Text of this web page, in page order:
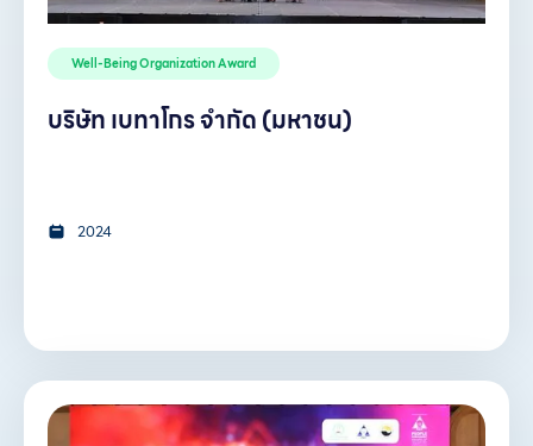
Well-Being Organization Award
บริษัท เบทาโกร จำกัด (มหาชน)
2024